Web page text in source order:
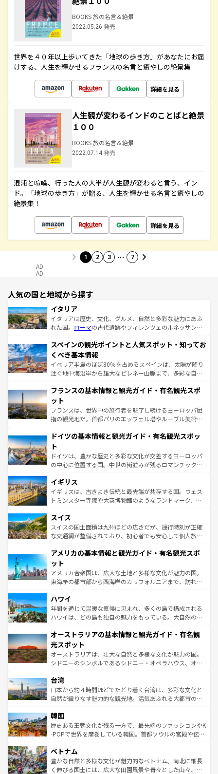
BOOKS 旅の名言＆絶景
2022.05.26 発売
世界を４０年以上歩いてきた「地球の歩き方」があなたにお届
けする、人生を輝かせるフランスの名言と癒やしの絶景集
詳細を見る
人生観が変わるインドのことばと絶景
１００
BOOKS 旅の名言＆絶景
2022.07.14 発売
混沌と喧噪、行った人の大半が人生観が変わると言う、イン
ド。「地球の歩き方」が贈る、人生を輝かせる名言と癒やしの
絶景集！
詳細を見る
1 2 3 … 7
AD
AD
人気の国と地域から探す
イタリア
イタリアは歴史、文化、グルメ、自然と多彩な魅力にあふ
れた国。 ローマの古代遺跡やフィレンツェのルネッサンス
ろん、トスカーナの美しい田園風景やアマルフィ海岸の絶
景など、自然景観も見逃せない。観光の合間には、本場の
ピザやパスタなど、絶品のイタリア料理を堪能することも
できる。朝目覚めてから夜眠るまで、すべての瞬間を楽し
なお、新着のイタリア情報はコンテンツ一覧を参照してほ
しい。
スペインの観光ポイントと人気スポット・知ってお
くべき基本情報
イベリア半島のほぼ80％を占めるスペインは、太陽が降り
注ぐ地中海沿岸から雄大なピレネー山脈まで、多彩な自然
文化が根付くこの国では、情熱的なフラメンコ、熱気あふ
れる闘牛、そして美味しいタパスが生活の一部となってい
る。首都マドリードの洗練された雰囲気や、バルセロナの
アートに溢れた街角から、地方では古代ローマ遺跡や中世
せる。地方によって風土や気候が異なるスペインはその個
ンテンツ一覧 を参照してほしい。
フランスの基本情報と観光ガイド・有名観光スポ
ット
フランスは、世界中の旅行者を魅了し続けるヨーロッパ屈
指の観光地だ。首都パリのエッフェル塔やルーブル美術館
で、幅広い魅力が詰まっている。華麗な宮殿、歴史的な大
聖堂、美しいビーチ、そして豊かな自然が、訪れる者を心
から魅了する。また、フランスは美食の国としても知ら
れ、フランス料理はユネスコ無形文化遺産にも登録されて
香り高いラベンダー畑など、多彩な楽しみ方が可能だ。さ
らに、パリ以外の地域にも魅力が溢れており、どの街角に
も豊かな歴史と文化が息づいている。パリ以外の個性あふ
を参照してほしい。
ドイツの基本情報と観光ガイド・有名観光スポッ
ト
ドイツは、豊かな歴史と多彩な文化が交差するヨーロッパ
の中心に位置する国。中世の街並みが残るロマンチック街
顔を持つこの国は、どこを歩いても飽きることがない。ベ
ルリンの文化的活気、バイエルン州のアルプスの絶景、そ
してライン川沿いのワイン畑といった風景は必見。ビール
は、お酒好きな人にはぜひ体験してほしい。 なお、新着の
ドイツ情報はコンテンツ一覧を参照してほしい。
イギリス
イギリスは、古きよき伝統と最先端が共存する国。ウェス
トミンスター寺院や大英博物館のようなランドマーク、歴
リアごとに異なる魅力がある。また、優雅なアフタヌーン
ティー、ビール好きにはたまらない英国パブ、サッカー観
戦など、本場だからこそできる体験も豊富。イギリスを旅
ンツ一覧を参照してほしい。
スイス
スイスの国土面積は九州ほどの広さだが、運行時刻が正確
な交通網が整備されており、初心者でも安心して個人旅行
の建物がそのまま残る町や、スイスならではのユニークな
博物館もあり、アルプス観光だけでなく町歩きも満喫する
ことができる。国民の所得が高いため物価も高いが、旅行
者向けの交通パス提供のサービスもあり、うまく活用すれ
着のスイス情報は
アメリカの基本情報と観光ガイド・有名観光スポ
ット
アメリカ合衆国は、広大な土地と多様な文化が魅力の国。
東海岸の都市部から西海岸のカリフォルニアまで、訪れる
のような巨大都市は、観光、ショッピング、エンターテイ
ンメントが詰まった刺激的なスポットだ。一方、アメリカ
西部には大自然が広がり、グランドキャニオンやイエロー
部のニューオーリンズでは、音楽と美食が融合した独特の
文化が魅力。旅行者はアメリカの各地域で異なる魅力を楽
しみながら、その多様性と豊かな歴史を感じることができ
るだろう。車でのロードトリップや列車の旅も、アメリカ
情報は
ハワイ
年間を通じて温暖な気候に恵まれ、多くの島で構成される
ハワイは、どの島も独自の魅力をもっている。大自然の神
ワイ島は見逃せない。また、定番の観光地といえばオアフ
島だが、静かな自然を求めるならマウイ島やカウアイ島が
おすすめ。エメラルドグリーンに輝く海をはじめ、豊かな
文化や歴史が息づいている。「アロハスピリット」と呼ば
人々、おいしいローカルフードやハワイアンミュージッ
ク、伝統的なフラダンスなど、すべてがハワイの魅力を彩
っている。訪れるたびに新しい発見と感動が待っているハ
はコンテンツ一覧
オーストラリアの基本情報と観光ガイド・有名観
光スポット
オーストラリアは、壮大な自然と多様な文化が魅力の国。
シドニーのシンボルであるシドニー・オペラハウス、オー
リアリーフや大陸中央部にそびえるウルル（エアーズロッ
ク）、タスマニアの美しい原生林やケアンズの熱帯雨林な
ど、見どころがたくさん。また、カフェやワイン、オージ
いる。アクティビティも充実しており、サーフィンやダイ
ビング、ハイキングなど、アウトドア好きにはたまらな
い。オーストラリアの多彩な魅力を存分に味わいつくそ
参照してほしい。
台湾
日本から約４時間ほどでたどり着く台湾は、多彩な文化と
自然が織りなす魅力的な観光地。活気あふれる大都市の台
ン）、静ひつな山岳地帯である台湾東部など、都市の喧騒
と山間の静けさが共存しており、訪れる人に新しい発見と
驚きをもたらしてくれる。また、奥深い台湾の食文化も魅
容にもいいと評判のスイーツなど、バラエティ豊かな料理
が味わえる。 なお、新着の台湾情報は コンテンツ一覧を参
照してほしい。
韓国
歴史ある王朝文化が残る一方で、最先端のファッションやK
-POPで世界を席巻している韓国。首都ソウルの宮殿や伝統
き、地方に足を延ばせば四季折々の自然美を楽しむことが
できる。そして、キムチや焼肉、絶品のストリートフード
まで、さまざまな韓国料理が待っている。夜には、韓国な
ベトナム
豊かな自然と多様な文化が魅力的なベトナム。南北に細長
く伸びる国土には、広大な田園風景や青々とした山々、世